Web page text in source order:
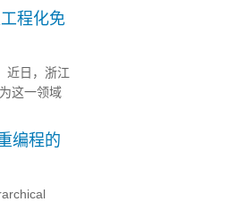
程化免
近日，浙江
这一领域
恶化的心
编程的